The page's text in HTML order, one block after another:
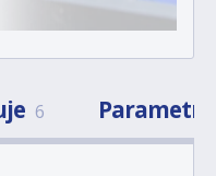
6 Parametry